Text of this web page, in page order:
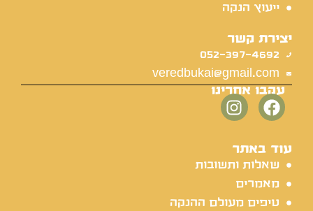
ייעוץ הנקה
יצירת קשר
052-397-4692
veredbukai@gmail.com
עקבו אחרינו
עוד באתר
שאלות ותשובות
מאמרים
טיפים מעולם ההנקה